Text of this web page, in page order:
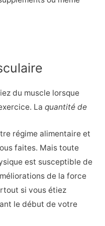
du muscle lorsque
La quantité de
régime alimentaire et
faites. Mais toute
est susceptible de
de la force
si vous étiez
le début de votre